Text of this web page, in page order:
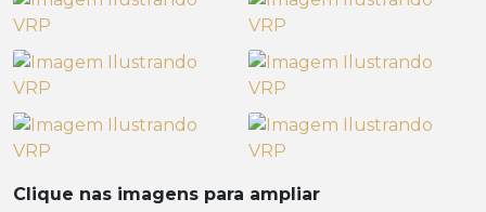
Clique nas imagens para ampliar